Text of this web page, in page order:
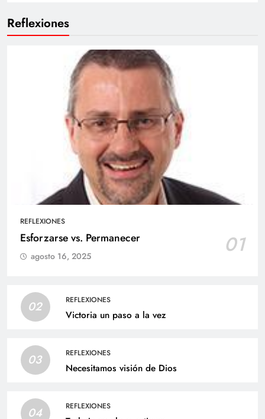
Reflexiones
REFLEXIONES
Esforzarse vs. Permanecer 01
agosto 16, 2025
02 REFLEXIONES
Victoria un paso a la vez
03 REFLEXIONES
Necesitamos visión de Dios
04 REFLEXIONES